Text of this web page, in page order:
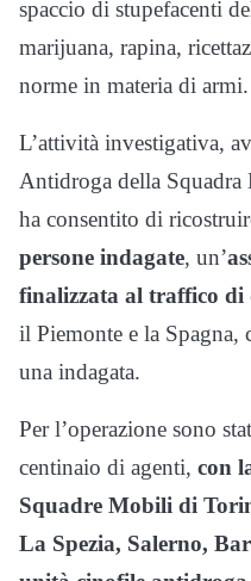
spaccio di stupefacenti
marijuana, rapina,
norme in materia di armi.
L’attività investigativa,
Antidroga della
ha consentito di
persone indagate, un’
finalizzata al traffico di
il Piemonte e la Spagna,
una indagata.
Per l’operazione sono
centinaio di agenti, con
Squadre Mobili di
La Spezia, Salerno,